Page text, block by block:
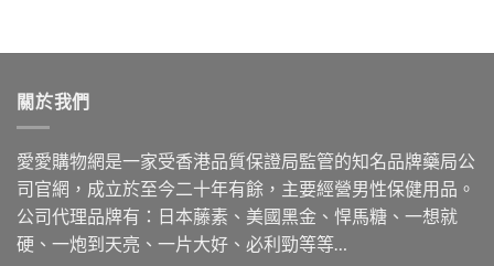
關於我們
愛愛購物網是一家受香港品質保證局監管的知名品牌藥局公
司官網，成立於至今二十年有餘，主要經營男性保健用品。
公司代理品牌有：日本藤素、美國黑金、悍馬糖、一想就
硬、一炮到天亮、一片大好、必利勁等等…